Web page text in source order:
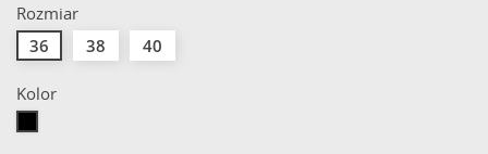
Rozmiar
36
38 40
Kolor